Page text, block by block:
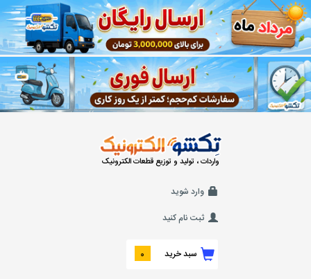
واردات ، تولید و توزیع قطعات الکترونیک
وارد شوید
ثبت نام کنید
سبد خرید 0